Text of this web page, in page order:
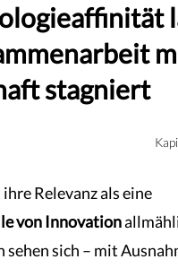
stagniert
Relevanz als eine
von Innovation
sich – mit